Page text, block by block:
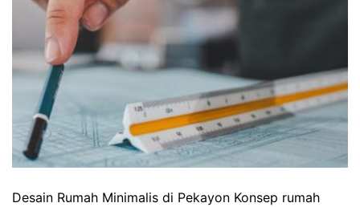
Desain Rumah Minimalis di Pekayon Konsep rumah